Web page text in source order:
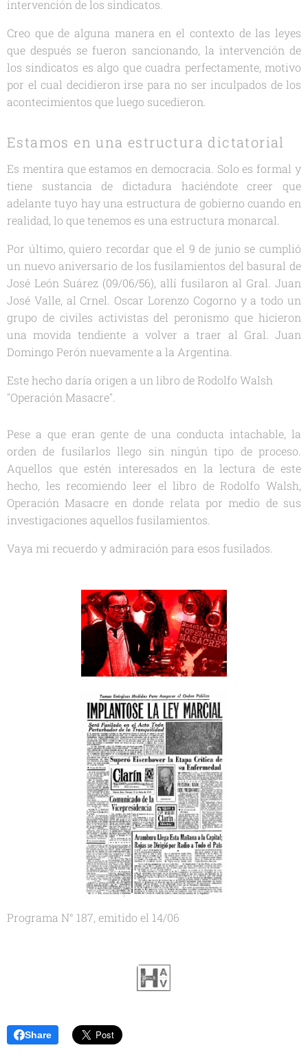
intervención de los sindicatos.
Creo que de alguna manera en el contexto de las leyes
que después se fueron sancionando, la intervención de
los sindicatos es algo que cuadra perfectamente, motivo
por el cual decidieron irse para no ser inculpados de los
acontecimientos que luego sucedieron.
Estamos en una estructura dictatorial
Es mentira que estamos en democracia. Solo es formal y
tiene sustancia de dictadura haciéndote creer que
adelante tuyo hay una estructura de gobierno cuando en
realidad, lo que tenemos es una estructura monarcal.
Por último, quiero recordar que el 9 de junio se cumplió
un nuevo aniversario de los fusilamientos del basural de
José León Suárez (09/06/56), allí fusilaron al Gral. Juan
José Valle, al Crnel. Oscar Lorenzo Cogorno y a todo un
grupo de civiles activistas del peronismo que hicieron
una movida tendiente a volver a traer al Gral. Juan
Domingo Perón nuevamente a la Argentina.
Este hecho daría origen a un libro de Rodolfo Walsh
"Operación Masacre".
Pese a que eran gente de una conducta intachable, la
orden de fusilarlos llego sin ningún tipo de proceso.
Aquellos que estén interesados en la lectura de este
hecho, les recomiendo leer el libro de Rodolfo Walsh,
Operación Masacre en donde relata por medio de sus
investigaciones aquellos fusilamientos.
Vaya mi recuerdo y admiración para esos fusilados.
Programa N° 187, emitido el 14/06
Share